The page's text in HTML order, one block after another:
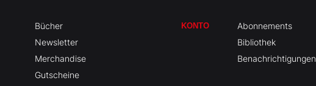
Bücher
Newsletter
Merchandise
Gutscheine
KONTO
Abonnements
Bibliothek
Benachrichtigungen